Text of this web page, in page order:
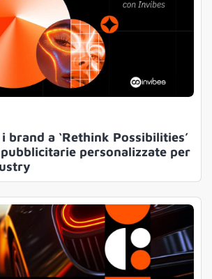
brand a ‘Rethink Possibilities’
personalizzate per